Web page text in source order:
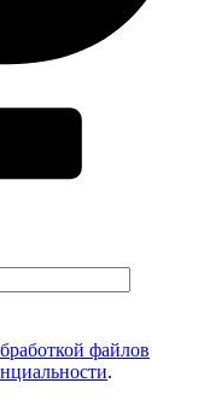
файлов
.